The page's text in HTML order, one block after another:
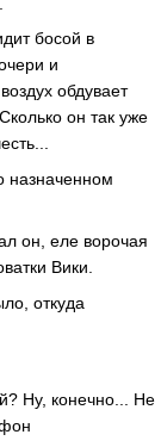
босой в
и
обдувает
он так уже
назначенном
он, еле ворочая
Вики.
откуда
Ну, конечно... Не